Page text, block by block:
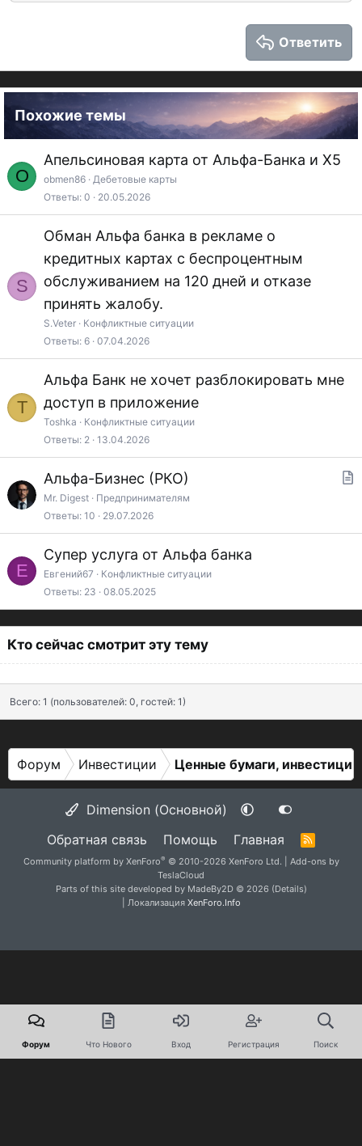
использованию инсайдерской информации и
Ответить
Похожие темы
O
Апельсиновая карта от Альфа-Банка и Х5
obmen86
Дебетовые карты
Ответы 0 20.05.2026
S
Обман Альфа банка в рекламе о
кредитных картах с беспроцентным
обслуживанием на 120 дней и отказе
принять жалобу.
S.Veter
Конфликтные ситуации
Ответы 6 07.04.2026
T
Альфа Банк не хочет разблокировать мне
доступ в приложение
Toshka
Конфликтные ситуации
Ответы 2 13.04.2026
Альфа-Бизнес (РКО)
Mr. Digest
Предпринимателям
Ответы 10 29.07.2026
Е
Супер услуга от Альфа банка
Евгений67
Конфликтные ситуации
Ответы 23 08.05.2025
Кто сейчас смотрит эту тему
Всего: 1 (пользователей: 0, гостей: 1)
Форум Инвестиции Ценные бумаги,
Dimension (Основной)
Обратная связь
Помощь Главная
S
Community platform by XenForo® © 2010-2026 XenForo Ltd.
Add-ons by
TeslaCloud
Parts of this site developed by MadeBy2D © 2026 (Details)
| Локализация XenForo.Info
Форум Что Нового Вход Регистрация Поиск